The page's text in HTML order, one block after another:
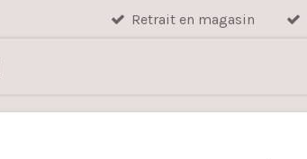
Retrait en magasin